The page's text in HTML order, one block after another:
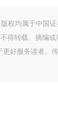
权均属于中国
得转载、摘编
好服务读者、